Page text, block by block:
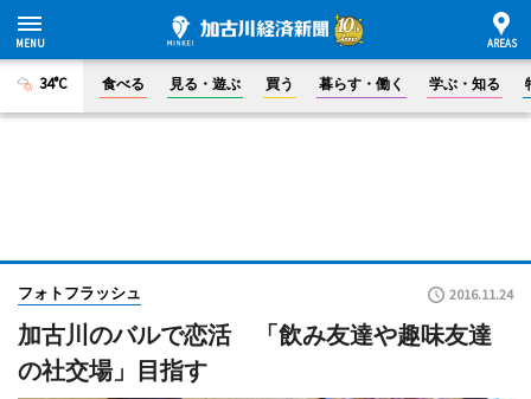
34°C 食べる 見る・遊ぶ 買う 暮らす・働く 学ぶ・知る
フォトフラッシュ 2016.11.24
加古川のバルで恋活 「飲み友達や趣味友達
の社交場」目指す